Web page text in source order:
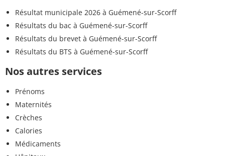
Résultat municipale 2026 à Guémené-sur-Scorff
Résultats du bac à Guémené-sur-Scorff
Résultats du brevet à Guémené-sur-Scorff
Résultats du BTS à Guémené-sur-Scorff
Nos autres services
Prénoms
Maternités
Crèches
Calories
Médicaments